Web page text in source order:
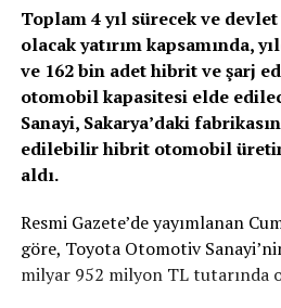
Toplam 4 yıl sürecek ve devlet
olacak yatırım kapsamında,
ve 162 bin adet hibrit ve şarj
otomobil kapasitesi elde
Sanayi, Sakarya’daki
edilebilir hibrit otomobil
aldı.
Resmi Gazete’de yayımlanan
göre, Toyota Otomotiv
milyar 952 milyon TL tutarında